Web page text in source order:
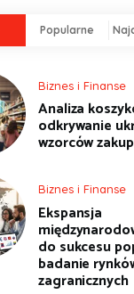
Popularne
Biznes i Finanse
Analiza
odkrywanie
wzorców
Biznes i Finanse
Ekspansja
do sukcesu
badanie
zagranicznych